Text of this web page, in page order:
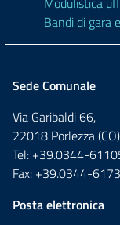
Bandi di gara
Sede Comunale
Via Garibaldi 66,
22018 Porlezza (CO)
Tel: +39.0344-
Fax: +39.0344-
Posta elettronica